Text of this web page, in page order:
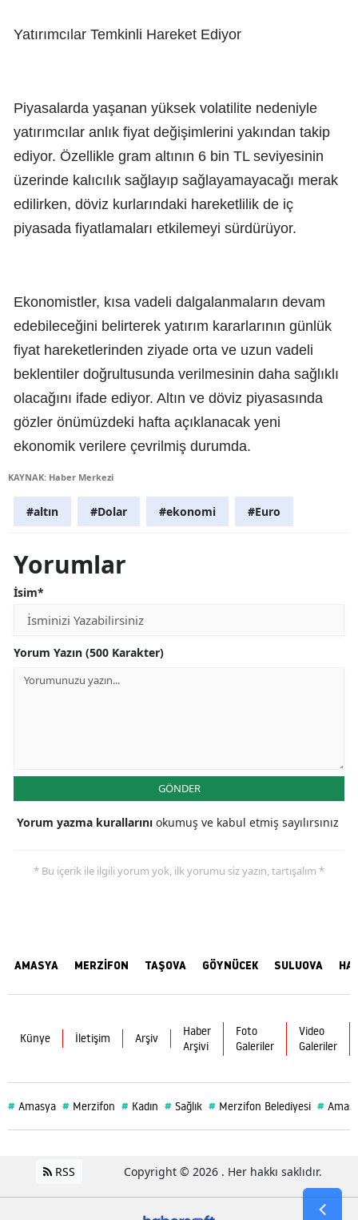
Yatırımcılar Temkinli Hareket Ediyor
Piyasalarda yaşanan yüksek volatilite nedeniyle
yatırımcılar anlık fiyat değişimlerini yakından takip
ediyor. Özellikle gram altının 6 bin TL seviyesinin
üzerinde kalıcılık sağlayıp sağlayamayacağı merak
edilirken, döviz kurlarındaki hareketlilik de iç
piyasada fiyatlamaları etkilemeyi sürdürüyor.
Ekonomistler, kısa vadeli dalgalanmaların devam
edebileceğini belirterek yatırım kararlarının günlük
fiyat hareketlerinden ziyade orta ve uzun vadeli
beklentiler doğrultusunda verilmesinin daha sağlıklı
olacağını ifade ediyor. Altın ve döviz piyasasında
gözler önümüzdeki hafta açıklanacak yeni
ekonomik verilere çevrilmiş durumda.
KAYNAK: Haber Merkezi
#altın #Dolar #ekonomi #Euro
Yorumlar
İsim*
Yorum Yazın (500 Karakter)
GÖNDER
Yorum yazma kurallarını okumuş ve kabul etmiş sayılırsınız
* Bu içerik ile ilgili yorum yok, ilk yorumu siz yazın, tartışalım *
AMASYA MERZİFON TAŞOVA GÖYNÜCEK SULUOVA
Künye İletişim Arşiv
Haber
Arşivi
Foto
Galeriler
Video
Galeriler
# Amasya # Merzifon # Kadın # Sağlık # Merzifon Belediyesi #
RSS Copyright © 2026 . Her hakkı saklıdır.